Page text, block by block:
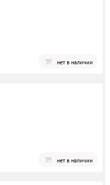
нет в наличии
нет в наличии